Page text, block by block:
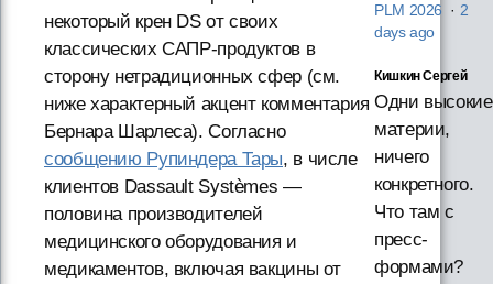
некоторый крен DS от своих
классических САПР-продуктов в
сторону нетрадиционных сфер (см.
ниже характерный акцент комментария
Бернара Шарлеса). Согласно
сообщению Рупиндера Тары, в числе
клиентов Dassault Systèmes —
половина производителей
медицинского оборудования и
медикаментов, включая вакцины от
PLM 2026 · 2
days ago
Кишкин Сергей
Одни высокие
материи,
ничего
конкретного.
Что там с
пресс-
формами?